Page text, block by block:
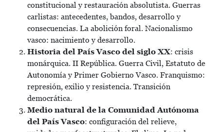
constitucional y restauración absolutista. Guerras
carlistas: antecedentes, bandos, desarrollo y
consecuencias. La abolición foral. Nacionalismo
vasco: nacimiento y desarrollo.
Historia del País Vasco del siglo XX: crisis
monárquica. II República. Guerra Civil, Estatuto de
Autonomía y Primer Gobierno Vasco. Franquismo:
represión, exilio y resistencia. Transición
democrática.
Medio natural de la Comunidad Autónoma
del País Vasco: configuración del relieve,